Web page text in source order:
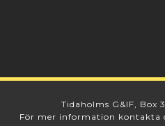
Tidaholms G&IF, Box
För mer information kontakta